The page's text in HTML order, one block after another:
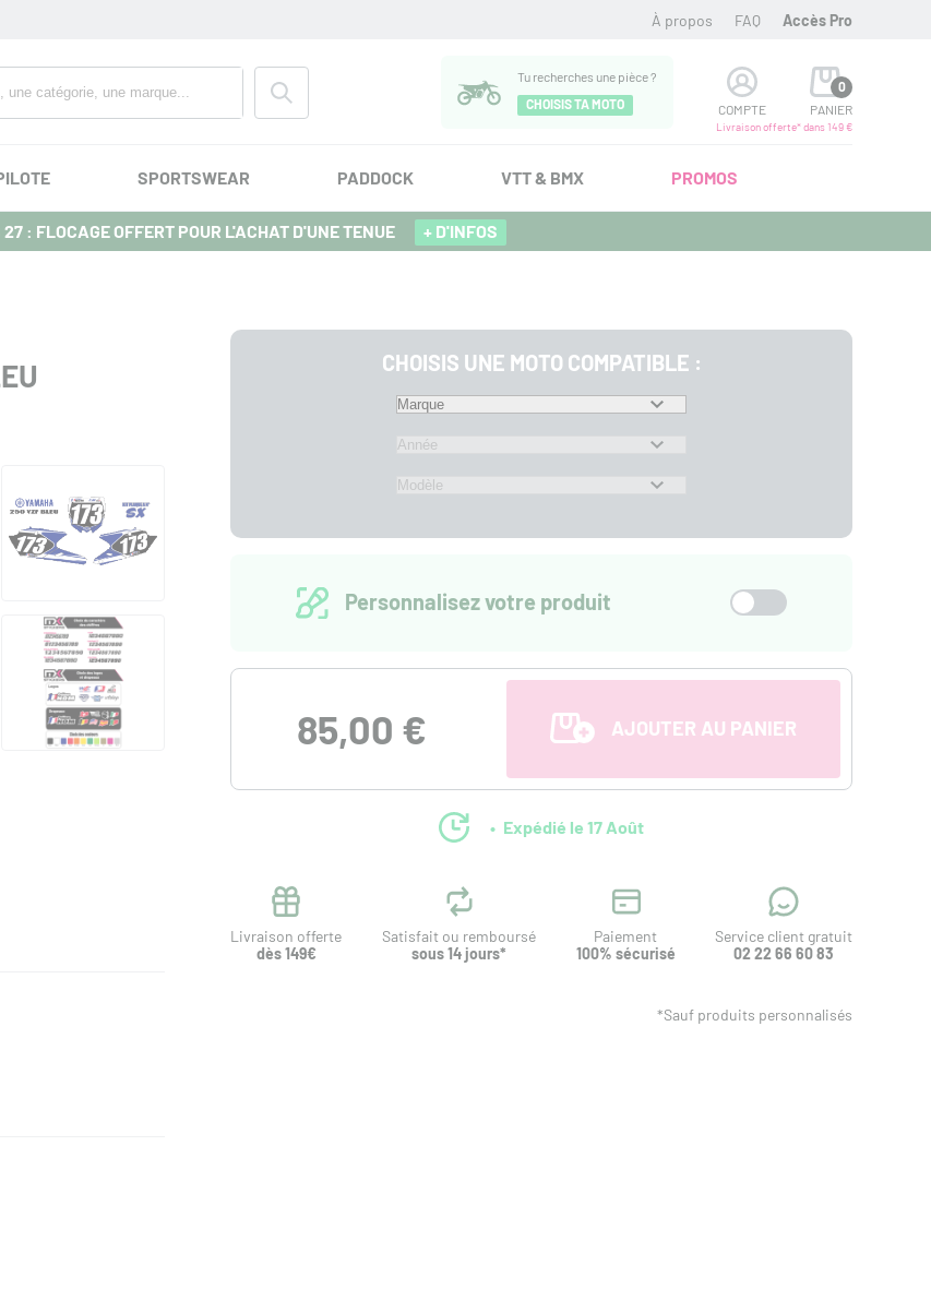
À propos FAQ Accès Pro
Tu recherches une pièce ?
CHOISIS TA MOTO
COMPTE
0
PANIER
Livraison offerte* dans 149 €
SPORTSWEAR PADDOCK VTT & BMX PROMOS
: FLOCAGE OFFERT POUR L'ACHAT D'UNE TENUE + D'INFOS
CHOISIS UNE MOTO COMPATIBLE :
Personnalisez votre produit
85,00 € AJOUTER AU PANIER
Expédié le 17 Août
Livraison offerte
dès 149€
Satisfait ou remboursé
sous 14 jours*
Paiement
100% sécurisé
Service client gratuit
02 22 66 60 83
*Sauf produits personnalisés